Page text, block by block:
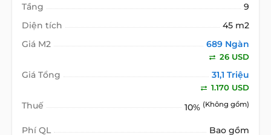
Tầng
9
Diện tích
45 m2
Giá M2
689 Ngàn
26 USD
Giá Tổng 31,1 Triệu
1.170 USD
Thuế 10% (Không gồm)
Phí QL Bao gồm